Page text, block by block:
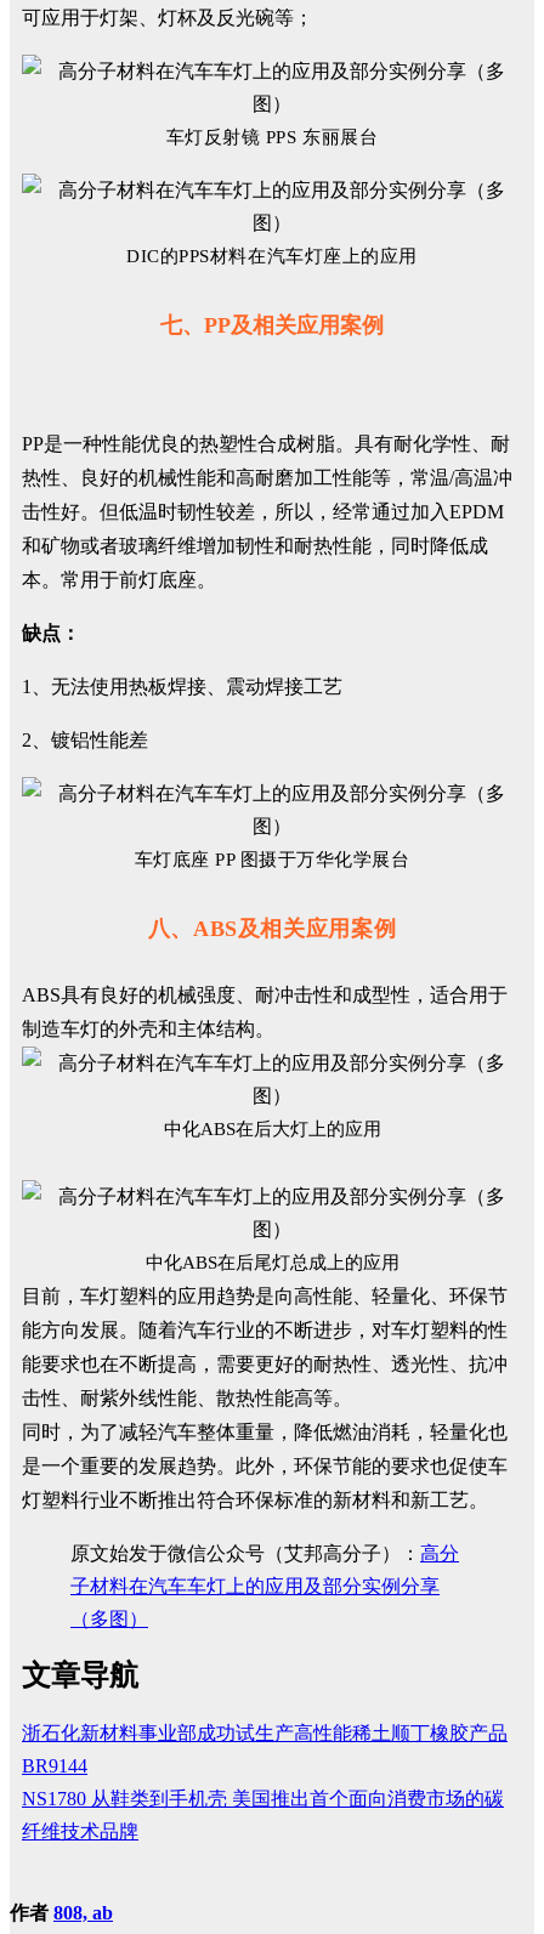
可应用于灯架、灯杯及反光碗等；
车灯反射镜 PPS 东丽展台
DIC的PPS材料在汽车灯座上的应用
七、PP及相关应用案例
PP是一种性能优良的热塑性合成树脂。具有耐化学性、耐
热性、良好的机械性能和高耐磨加工性能等，常温/高温冲
击性好。但低温时韧性较差，所以，经常通过加入EPDM
和矿物或者玻璃纤维增加韧性和耐热性能，同时降低成
本。常用于前灯底座。
缺点：
1、无法使用热板焊接、震动焊接工艺
2、镀铝性能差
车灯底座 PP 图摄于万华化学展台
八、ABS及相关应用案例
ABS具有良好的机械强度、耐冲击性和成型性，适合用于
制造车灯的外壳和主体结构。
中化ABS在后大灯上的应用
中化ABS在后尾灯总成上的应用
目前，车灯塑料的应用趋势是向高性能、轻量化、环保节
能方向发展。随着汽车行业的不断进步，对车灯塑料的性
能要求也在不断提高，需要更好的耐热性、透光性、抗冲
击性、耐紫外线性能、散热性能高等。
同时，为了减轻汽车整体重量，降低燃油消耗，轻量化也
是一个重要的发展趋势。此外，环保节能的要求也促使车
灯塑料行业不断推出符合环保标准的新材料和新工艺。
原文始发于微信公众号（艾邦高分子）： 高分
子材料在汽车车灯上的应用及部分实例分享
（多图）
文章导航
浙石化新材料事业部成功试生产高性能稀土顺丁橡胶产品
BR9144
NS1780 从鞋类到手机壳 美国推出首个面向消费市场的碳
纤维技术品牌
作者 808, ab